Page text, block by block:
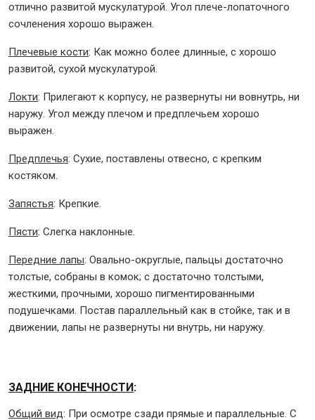
отлично развитой мускулатурой. Угол плече-лопаточного
сочленения хорошо выражен.
Плечевые кости: Как можно более длинные, с хорошо
развитой, сухой мускулатурой.
Локти: Прилегают к корпусу, не развернуты ни вовнутрь, ни
наружу. Угол между плечом и предплечьем хорошо
выражен.
Предплечья: Сухие, поставлены отвесно, с крепким
костяком.
Запястья: Крепкие.
Пясти: Слегка наклонные.
Передние лапы: Овально-округлые, пальцы достаточно
толстые, собраны в комок; с достаточно толстыми,
жесткими, прочными, хорошо пигментированными
подушечками. Постав параллельный как в стойке, так и в
движении, лапы не развернуты ни внутрь, ни наружу.
ЗАДНИЕ КОНЕЧНОСТИ:
Общий вид: При осмотре сзади прямые и параллельные. С